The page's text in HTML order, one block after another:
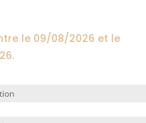
le 09/08/2026 et le
.